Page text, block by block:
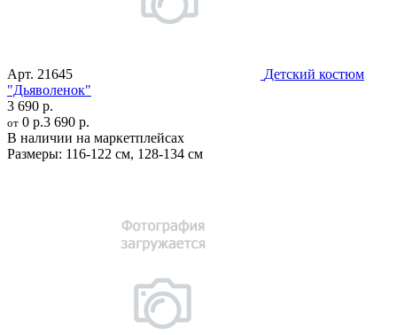
Арт. 21645
Детский костюм
"Дьяволенок"
3 690 р.
от 0 р.3 690 р.
В наличии на маркетплейсах
Размеры: 116-122 см, 128-134 см